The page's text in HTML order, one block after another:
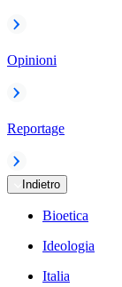
Opinioni
Reportage
Indietro
Bioetica
Ideologia
Italia